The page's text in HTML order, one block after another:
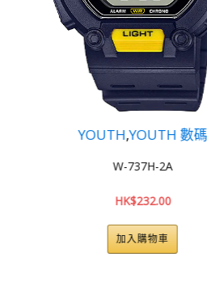
DATA BANK,
DB-36-9A
HK$
加入購物車